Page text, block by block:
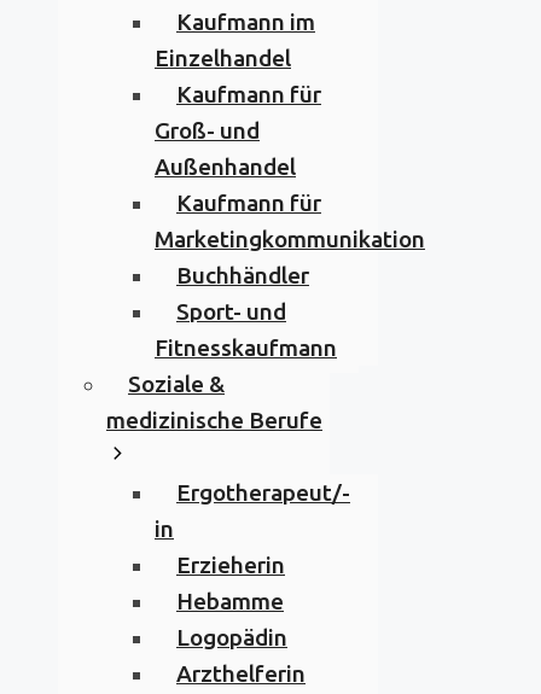
Kaufmann im
Einzelhandel
Kaufmann für
Groß- und
Außenhandel
Kaufmann für
Marketingkommunikation
Buchhändler
Sport- und
Fitnesskaufmann
Soziale &
medizinische Berufe
Ergotherapeut/-
in
Erzieherin
Hebamme
Logopädin
Arzthelferin